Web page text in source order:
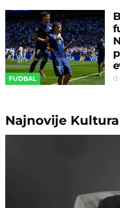
FUDBAL 0
Najnovije Kultura